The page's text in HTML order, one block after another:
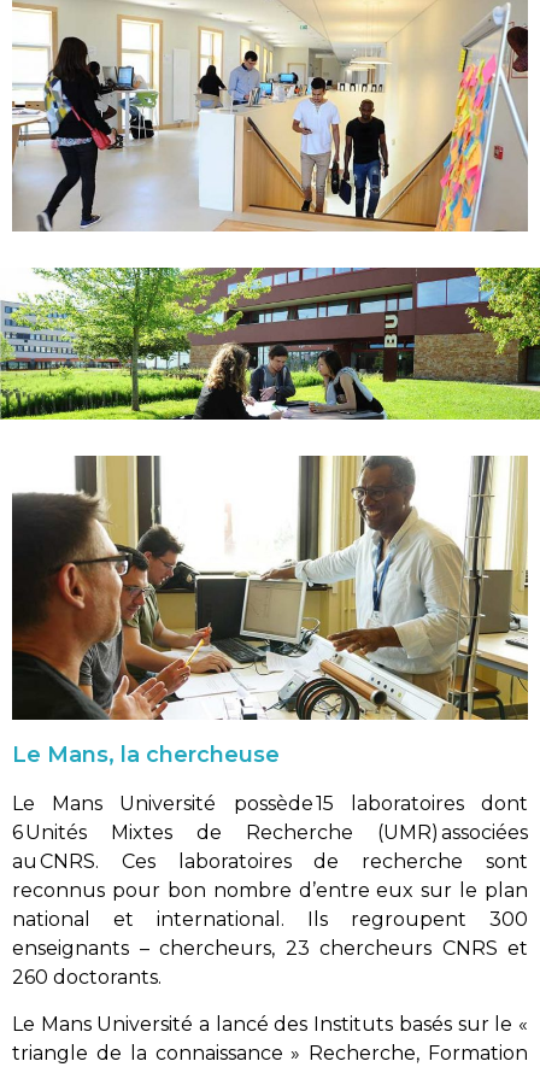
Le Mans, la chercheuse
Le Mans Université possède 15 laboratoires dont
6 Unités Mixtes de Recherche (UMR) associées
au CNRS. Ces laboratoires de recherche sont
reconnus pour bon nombre d’entre eux sur le plan
national et international. Ils regroupent 300
enseignants – chercheurs, 23 chercheurs CNRS et
260 doctorants.
Le Mans Université a lancé des Instituts basés sur le «
triangle de la connaissance » Recherche, Formation